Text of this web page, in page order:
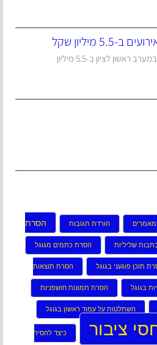
מיליון שקל
לציון ב-5.5 מיליון
הורדת תגובות הסרת
שליליות הסרת כתמים מגוגל
תוכן פוגעני בגוגל הסרת תוצאות
בגוגל הסרת תמונות חושפניות
השתלטות על עמוד ראשון בגוגל
ציבור כיצד להסיר